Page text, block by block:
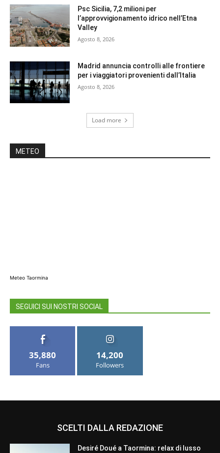
Psc Sicilia, 7,2 milioni per
l’approvvigionamento idrico nell’Etna
Valley
Agosto 8, 2026
Madrid annuncia controlli alle frontiere
per i viaggiatori provenienti dall’Italia
Agosto 8, 2026
Load more
METEO
Meteo Taormina
SEGUICI SUI NOSTRI SOCIAL
35,880
Fans
14,200
Followers
SCELTI DALLA REDAZIONE
Desiré Doué a Taormina: relax di lusso